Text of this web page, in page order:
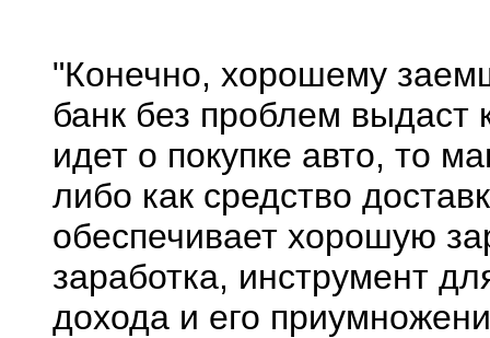
"Конечно, хорошему
банк без проблем выдаст
идет о покупке авто, то
либо как средство
обеспечивает хорошую
заработка, инструмент
дохода и его